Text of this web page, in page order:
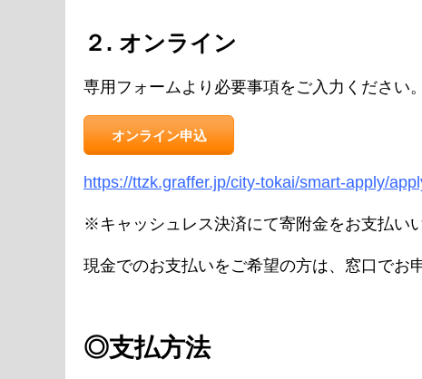
２. オンライン
専用フォームより必要事項をご入力ください。
オンライン申込
https://ttzk.graffer.jp/city-tokai/smart-apply/
※キャッシュレス決済にて寄附金をお支払い
現金でのお支払いをご希望の方は、窓口でお
◎支払方法